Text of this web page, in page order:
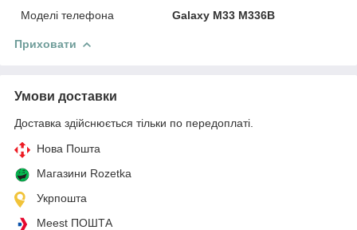
Моделі телефона
Galaxy M33 M336B
Приховати
Умови доставки
Доставка здійснюється тільки по передоплаті.
Нова Пошта
Магазини Rozetka
Укрпошта
Meest ПОШТА